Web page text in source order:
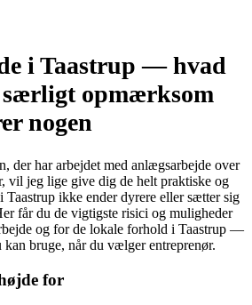
i Taastrup — hvad
opmærksom
nogen
der har arbejdet med anlægsarbejde over
vil jeg lige give dig de helt praktiske og
ikke ender dyrere eller sætter sig
får du de vigtigste risici og muligheder
og for de lokale forhold i Taastrup —
kan bruge, når du vælger entreprenør.
for